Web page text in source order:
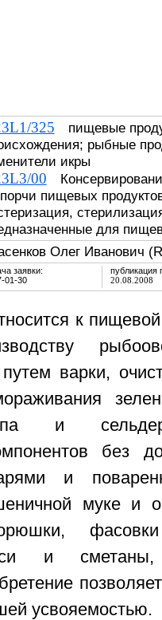
325 пищевые
рыбные
икры
00
пищевых
для
Олег Иванович
заявки:
01-30
публикация
20.08.2008
к
варки,
и
без
и
муке и
и
усвояемостью.